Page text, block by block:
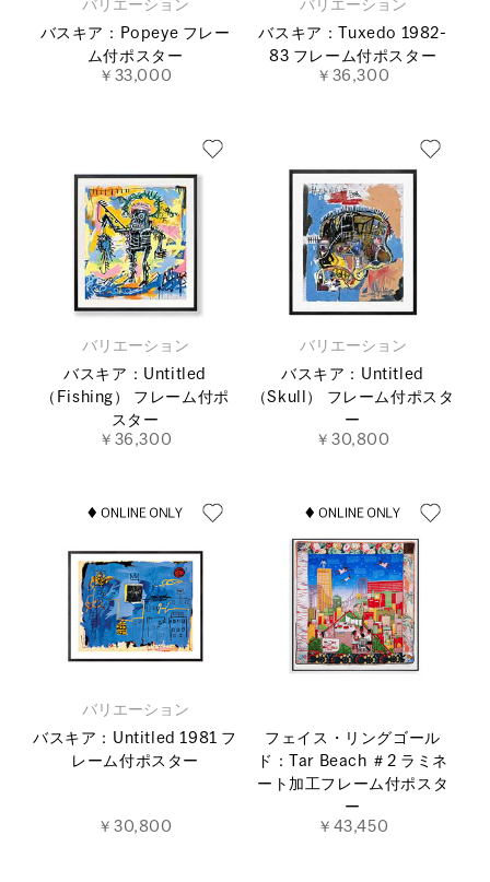
バリエーション
バスキア：Popeye フレー
ム付ポスター
￥33,000
バリエーション
バスキア：Tuxedo 1982-
83 フレーム付ポスター
￥36,300
バリエーション
バスキア：Untitled
（Fishing） フレーム付ポ
スター
￥36,300
バリエーション
バスキア：Untitled
（Skull） フレーム付ポスタ
ー
￥30,800
バリエーション
バスキア：Untitled 1981 フ
レーム付ポスター
￥30,800
フェイス・リングゴール
ド：Tar Beach ＃2 ラミネ
ート加工フレーム付ポスタ
ー
￥43,450